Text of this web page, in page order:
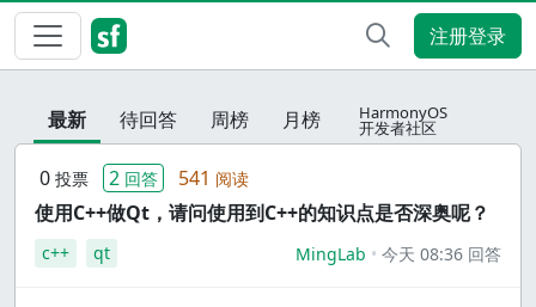
注册登录
最新 待回答 周榜 月榜 HarmonyOS
开发者社区
0 投票 2 回答 541 阅读
使用C++做Qt，请问使用到C++的知识点是否深奥呢？
c++ qt MingLab 今天 08:36 回答